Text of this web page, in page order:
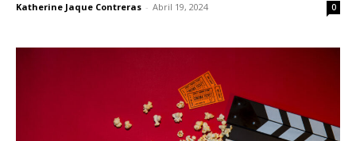
Katherine Jaque Contreras - Abril 19, 2024 0